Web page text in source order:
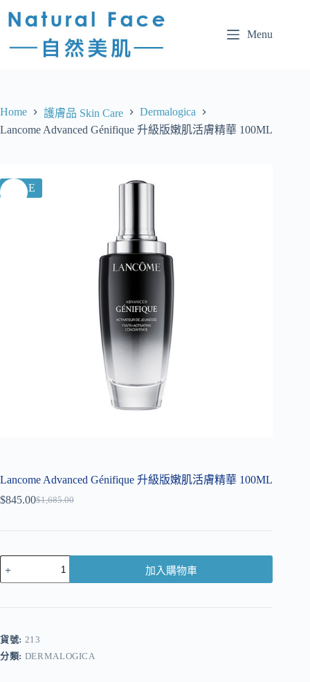
Menu
Home 護膚品 Skin Care
Dermalogica
Lancome Advanced Génifique 升級版嫩肌活膚精華 100ML
SALE
Lancome Advanced Génifique 升級版嫩肌活膚精華 100ML
$1,685.00
$845.00
加入購物車
r
n
a
貨號: 213
分類: DERMALOGICA